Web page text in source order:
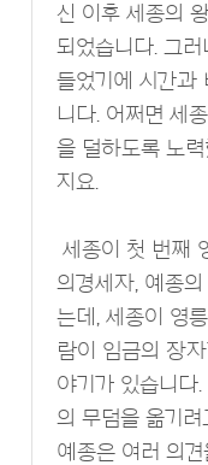
신 이후 세종의
되었습니다. 그
들었기에 시간과
니다. 어쩌면 세
을 덜하도록 노
지요.
세종이 첫 번째
의경세자, 예종
는데, 세종이 영
람이 임금의 장
야기가 있습니다
의 무덤을 옮기
예종은 여러 의